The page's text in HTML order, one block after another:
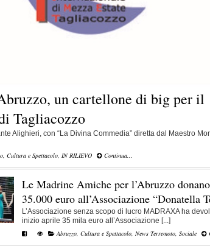
un cartellone di big per il
Tagliacozzo
Alighieri, con “La Divina Commedia” diretta dal Maestro
, Cultura e Spettacolo, IN RILIEVO Continua...
Le Madrine Amiche per l’Abruzzo donano
35.000 euro all’Associazione “Donatella
L’Associazione senza scopo di lucro MADRAXA ha
inizio aprile 35 mila euro all’Associazione [...]
Abruzzo, Cultura e Spettacolo, News Terremoto, Sociale